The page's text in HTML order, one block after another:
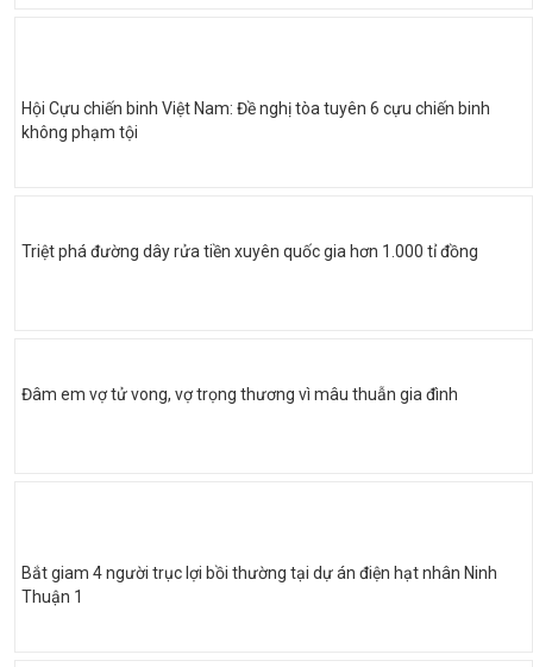
Hội Cựu chiến binh Việt Nam: Đề nghị tòa tuyên 6 cựu chiến binh
không phạm tội
Triệt phá đường dây rửa tiền xuyên quốc gia hơn 1.000 tỉ đồng
Đâm em vợ tử vong, vợ trọng thương vì mâu thuẫn gia đình
Bắt giam 4 người trục lợi bồi thường tại dự án điện hạt nhân Ninh
Thuận 1